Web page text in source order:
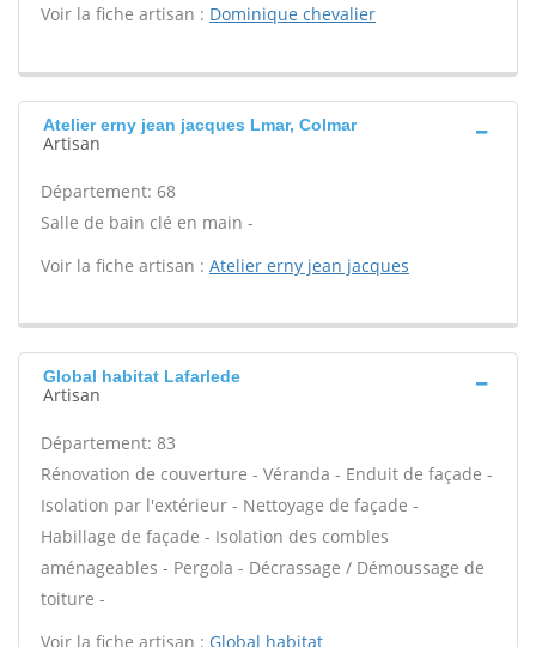
Voir la fiche artisan : Dominique chevalier
Atelier erny jean jacques Lmar, Colmar
Artisan
Département: 68
Salle de bain clé en main -
Voir la fiche artisan : Atelier erny jean jacques
Global habitat Lafarlede
Artisan
Département: 83
Rénovation de couverture - Véranda - Enduit de façade -
Isolation par l'extérieur - Nettoyage de façade -
Habillage de façade - Isolation des combles
aménageables - Pergola - Décrassage / Démoussage de
toiture -
Voir la fiche artisan : Global habitat